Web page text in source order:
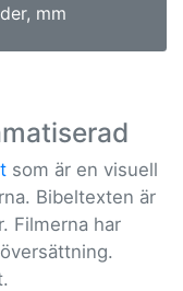
mm
som är en visuell
Bibeltexten är
Filmerna har